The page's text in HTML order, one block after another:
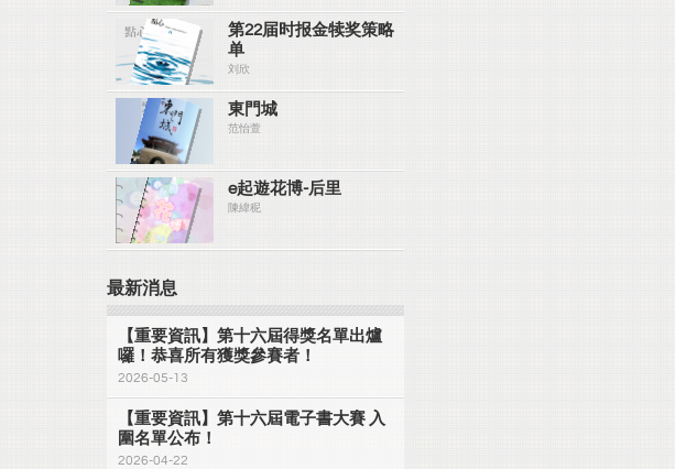
第22届时报金犊奖策略
单
刘欣
東門城
范怡萱
e起遊花博-后里
陳緯秜
最新消息
【重要資訊】第十六屆得獎名單出爐
囉！恭喜所有獲獎參賽者！
2026-05-13
【重要資訊】第十六屆電子書大賽 入
圍名單公布！
2026-04-22